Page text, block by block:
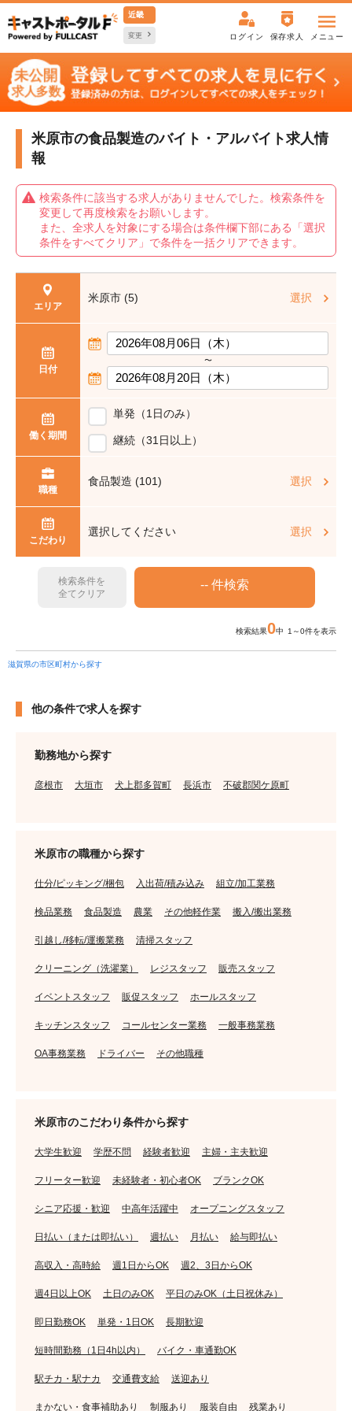
近畿
変更 ログイン 保存求人 メニュー
米原市の食品製造のバイト・アルバイト求人情
報
検索条件に該当する求人がありませんでした。検索条件を
変更して再度検索をお願いします。
また、全求人を対象にする場合は条件欄下部にある「選択
条件をすべてクリア」で条件を一括クリアできます。
エリア
米原市 (5) 選択
日付
〜
働く期間
単発（1日のみ）
継続（31日以上）
職種
食品製造 (101) 選択
こだわり
選択してください 選択
検索条件を
全てクリア
検索結果0中 1～0件を表示
滋賀県の市区町村から探す
他の条件で求人を探す
勤務地から探す
彦根市 大垣市 犬上郡多賀町 長浜市 不破郡関ケ原町
米原市の職種から探す
仕分/ピッキング/梱包 入出荷/積み込み 組立/加工業務
検品業務 食品製造 農業 その他軽作業 搬入/搬出業務
引越し/移転/運搬業務 清掃スタッフ
クリーニング（洗濯業） レジスタッフ 販売スタッフ
イベントスタッフ 販促スタッフ ホールスタッフ
キッチンスタッフ コールセンター業務 一般事務業務
OA事務業務 ドライバー その他職種
米原市のこだわり条件から探す
大学生歓迎 学歴不問 経験者歓迎 主婦・主夫歓迎
フリーター歓迎 未経験者・初心者OK ブランクOK
シニア応援・歓迎 中高年活躍中 オープニングスタッフ
日払い（または即払い） 週払い 月払い 給与即払い
高収入・高時給 週1日からOK 週2、3日からOK
週4日以上OK 土日のみOK 平日のみOK（土日祝休み）
即日勤務OK 単発・1日OK 長期歓迎
短時間勤務（1日4h以内） バイク・車通勤OK
駅チカ・駅ナカ 交通費支給 送迎あり
まかない・食事補助あり 制服あり 服装自由 残業あり